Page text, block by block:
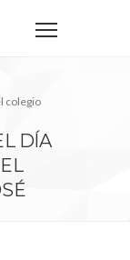
colegio
DÍA